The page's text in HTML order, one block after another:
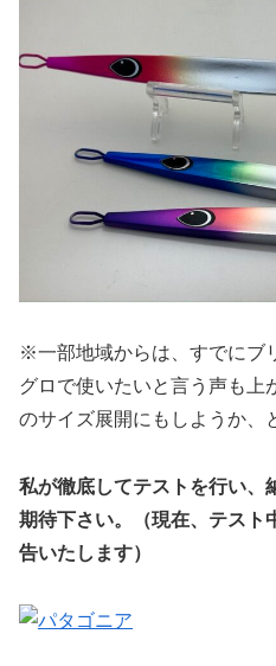
※一部地域からは、すでにブ
グロで使いたいと言う声も上
のサイズ展開にもしようか、
私が徹底してテストを行い、
期待下さい。（現在、テスト
告いたします）